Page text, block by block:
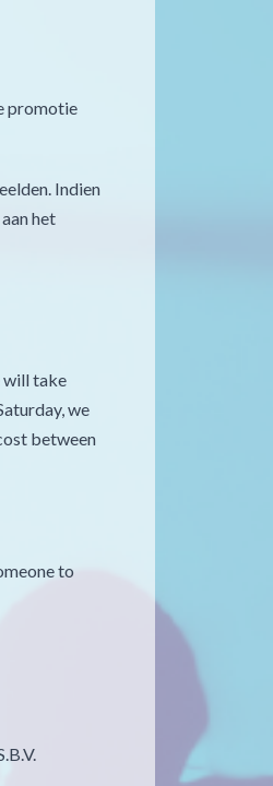
promotie
Indien
het
will take
we
between
to